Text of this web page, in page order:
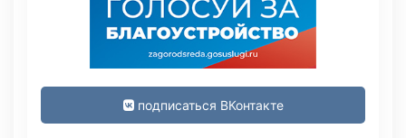
подписаться ВКонтакте